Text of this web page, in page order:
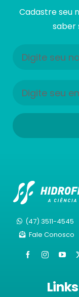
Cadastre seu
saber
(47) 3511-4545
Fale Conosco
Links